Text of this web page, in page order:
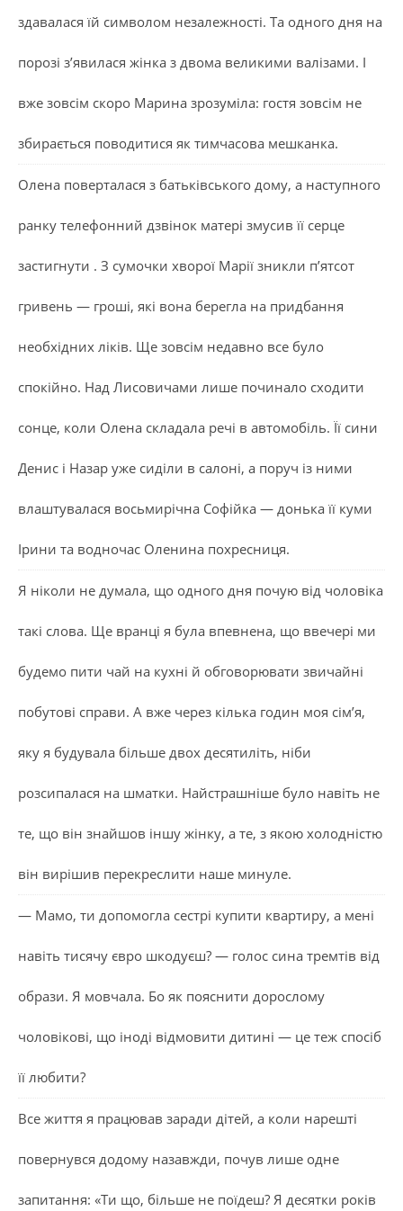
здавалася їй символом незалежності. Та одного дня на
порозі з’явилася жінка з двома великими валізами. І
вже зовсім скоро Марина зрозуміла: гостя зовсім не
збирається поводитися як тимчасова мешканка.
Олена поверталася з батьківського дому, а наступного
ранку телефонний дзвінок матері змусив її серце
застигнути . З сумочки хворої Марії зникли п’ятсот
гривень — гроші, які вона берегла на придбання
необхідних ліків. Ще зовсім недавно все було
спокійно. Над Лисовичами лише починало сходити
сонце, коли Олена складала речі в автомобіль. Її сини
Денис і Назар уже сиділи в салоні, а поруч із ними
влаштувалася восьмирічна Софійка — донька її куми
Ірини та водночас Оленина похресниця.
Я ніколи не думала, що одного дня почую від чоловіка
такі слова. Ще вранці я була впевнена, що ввечері ми
будемо пити чай на кухні й обговорювати звичайні
побутові справи. А вже через кілька годин моя сім’я,
яку я будувала більше двох десятиліть, ніби
розсипалася на шматки. Найстрашніше було навіть не
те, що він знайшов іншу жінку, а те, з якою холодністю
він вирішив перекреслити наше минуле.
— Мамо, ти допомогла сестрі купити квартиру, а мені
навіть тисячу євро шкодуєш? — голос сина тремтів від
образи. Я мовчала. Бо як пояснити дорослому
чоловікові, що іноді відмовити дитині — це теж спосіб
її любити?
Все життя я працював заради дітей, а коли нарешті
повернувся додому назавжди, почув лише одне
запитання: «Ти що, більше не поїдеш? Я десятки років